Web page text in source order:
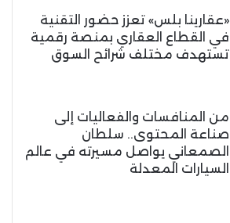
«عقارينا بلس» تعزز حضور التقنية
في القطاع العقاري بمنصة رقمية
تستهدف مختلف شرائح السوق
من المنافسات والفعاليات إلى
صناعة المحتوى.. سلطان
الصمعاني يواصل مسيرته في عالم
السيارات المعدلة